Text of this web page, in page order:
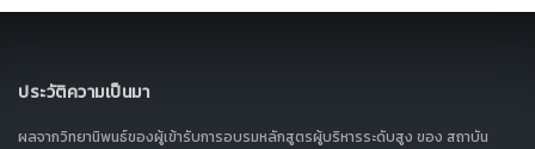
ประวัติความเป็นมา
ผลจากวิทยานิพนธ์ของผู้เข้ารับการอบรมหลักสูตรผู้บริหารระดับสูง ของ สถาบัน